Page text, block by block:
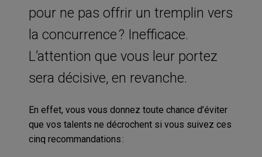
pour ne pas offrir un tremplin vers
la concurrence ? Inefficace.
L’attention que vous leur portez
sera décisive, en revanche.
En effet, vous vous donnez toute chance d’éviter
que vos talents ne décrochent si vous suivez ces
cinq recommandations :